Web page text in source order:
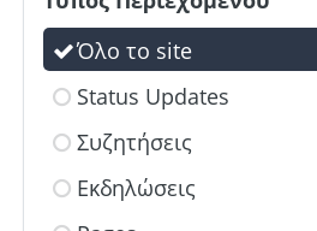
Όλο το site
Status Updates
Συζητήσεις
Εκδηλώσεις